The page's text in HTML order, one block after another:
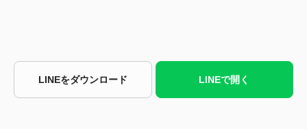
LINEをダウンロード LINEで開く